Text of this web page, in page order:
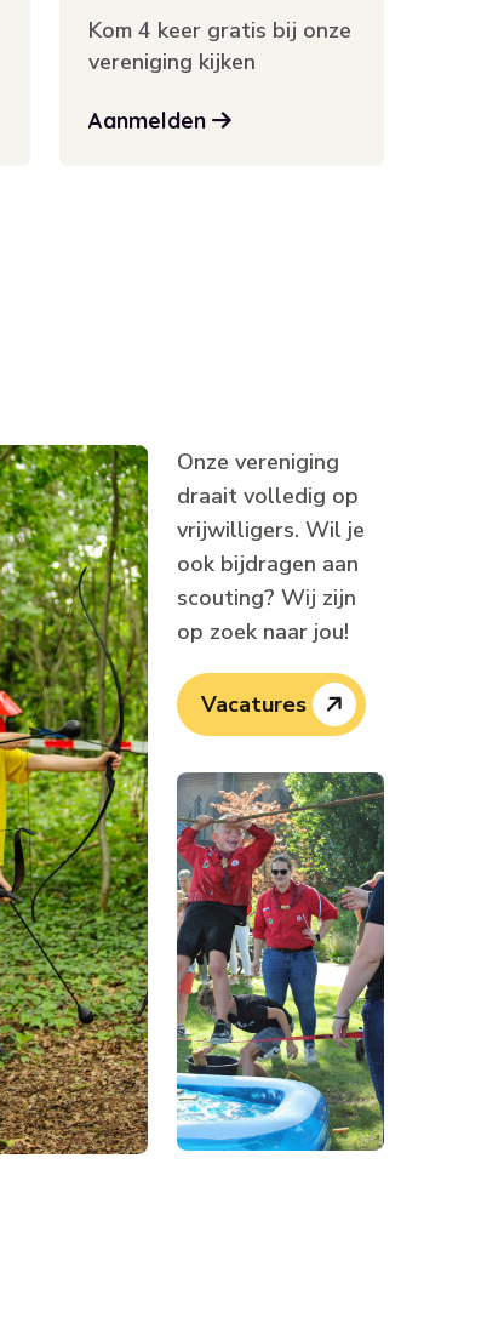
Kom 4 keer gratis bij onze
vereniging kijken
Aanmelden
Onze vereniging
draait volledig op
vrijwilligers. Wil je
ook bijdragen aan
scouting? Wij zijn
op zoek naar jou!
Vacatures